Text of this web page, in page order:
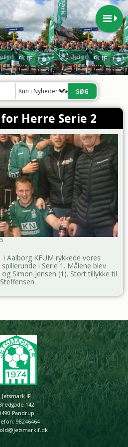
Kun i Nyheder - Senior
Herre Serie 2
Aalborg KFUM rykkede vores
i Serie 1. Målene blev
Simon Jensen (1). Stort tillykke til
Jetsmark IF
142
Pandrup
98246464